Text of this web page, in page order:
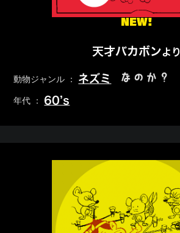
NEW!
天才バカボンより
動物ジャンル ： ネズミ なのか？
年代 ： 60’s